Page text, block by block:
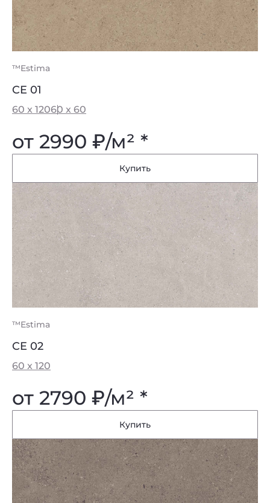
™Estima
CE 01
60 x 12060 x 60
от 2990 ₽/м² *
Купить
™Estima
CE 02
60 x 120
от 2790 ₽/м² *
Купить